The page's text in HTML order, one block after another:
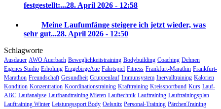
festgestellt:...28. April 2026 - 12:58
Meine Laufumfänge steigere ich jetzt wieder, was
sehr gut...28. April 2026 - 12:50
Schlagworte
Ausdauer AWO Auerbach Beweglichkeitstraining Bodybuilding Coaching Dehnen
Eigenes Studio Erholung ErzgebirgeAue Fahrtspiel Fitness Frankfurt-Marathin Frankfurt-
Marathon Freundschaft Gesundheit Gruppenlauf Immunsystem Inervalltraining Kalorien
Kondition Konzentration Koordinationstraining Krafttraining Kreissportbund Kurs Lauf-
ABC Laufanalyse Laufbandtraining Mieten Lauftechnik Lauftraining Lauftrainingsplan
Lauftraining Winter Leistungssport Body Oelsnitz Personal-Training PärchenTraining